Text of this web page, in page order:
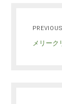
メリーク